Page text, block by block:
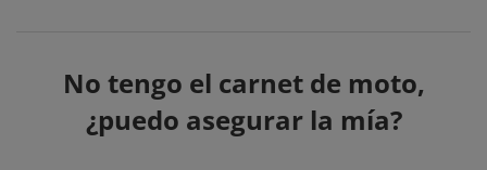
No tengo el carnet de moto,
¿puedo asegurar la mía?